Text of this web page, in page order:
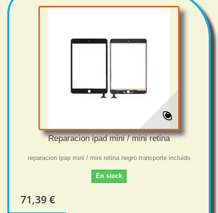
Reparacion ipad mini / mini retina
reparacion ipap mini / mini retina negro transporte incluido
En stock
71,39 €